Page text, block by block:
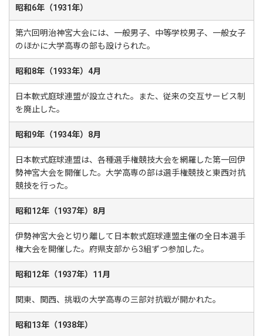
昭和6年（1931年）
第六回明治神宮大会には、一般男子、中等学校男子、一般女子
のほかに大学高専の部も設けられた。
昭和8年（1933年）4月
日本軟式庭球連盟が設立された。また、従来の交互サービス制
を廃止した。
昭和9年（1934年）8月
日本軟式庭球連盟は、各種選手権競技大会を網羅した第一回伊
勢神宮大会を開催した。大学高専の部は選手権競技と東西対抗
競技を行った。
昭和12年（1937年）8月
伊勢神宮大会と切り離して日本軟式庭球連盟主催の全日本選手
権大会を開催した。府県支部から3組ずつ参加した。
昭和12年（1937年）11月
関東、関西、挑戦の大学高専の三部対抗戦が開かれた。
昭和13年（1938年）